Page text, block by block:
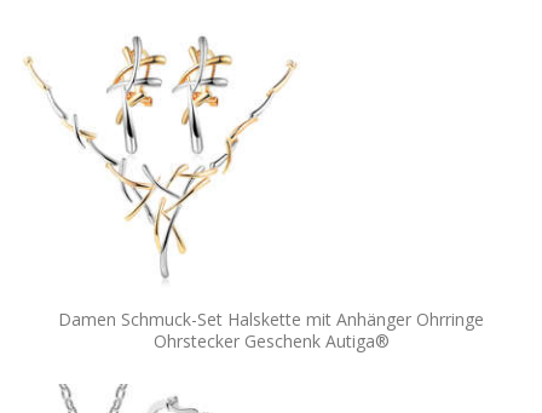
Damen Schmuck-Set Halskette mit Anhänger Ohrringe
Ohrstecker Geschenk Autiga®